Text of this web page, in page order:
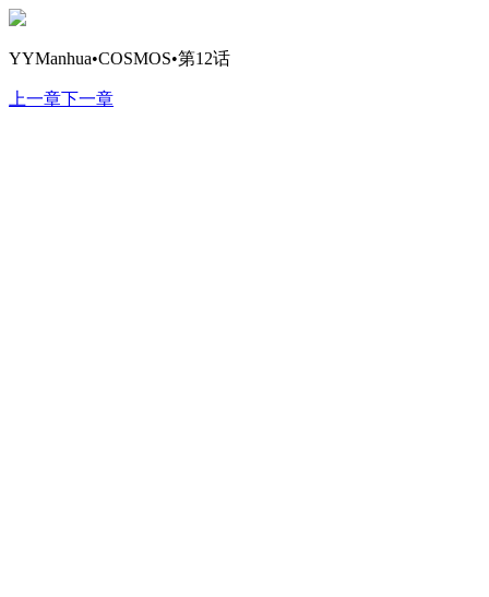
YYManhua•COSMOS•第12话
上一章下一章